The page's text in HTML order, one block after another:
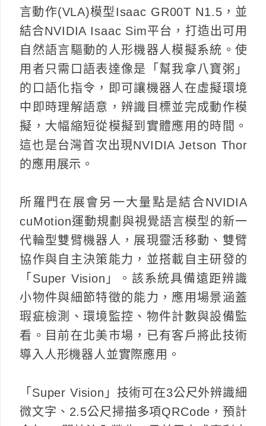
言動作(VLA)模型Isaac GR00T N1.5，並
結合NVIDIA Isaac Sim平台，打造出可用
自然語言驅動的人形機器人模擬系統。使
用者只需口語表達像是「幫我拿八寶粥」
的口語化指令，即可讓機器人在虛擬環境
中即時理解語意，辨識目標並完成動作模
擬，大幅縮短從模擬到實體應用的時間。
這也是台灣首次出現NVIDIA Jetson Thor
的應用展示。
所羅門在展會另一大量點是結合NVIDIA
cuMotion運動規劃與視覺語言模型的新一
代輪型雙臂機器人，展現靈活移動、雙臂
協作與自主決策能力，並搭載自主研發的
「Super Vision」。該系統具備遠距辨識
小物件與細節特徵的能力，應用場景涵蓋
瑕疵檢測、環境監控、物件計數與設備監
看。目前在北美市場，已有客戶將此技術
導入人形機器人並實際應用。
「Super Vision」技術可在3公尺外辨識細
微文字、2.5公尺掃描多項QRCode，預計